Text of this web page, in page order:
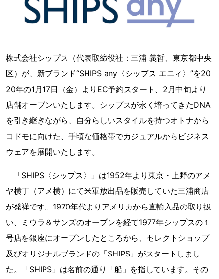
株式会社シップス（代表取締役社：三浦 義哲、東京都中央
区）が、新ブランド“SHIPS any〈シップス エニィ〉”を20
20年の1月17日（金）よりEC予約スタート、2月中旬より
店舗オープンいたします。シップスが永く培ってきたDNA
を引き継ぎながら、自分らしいスタイルを持つオトナから
コドモに向けた、手頃な価格帯でカジュアルからビジネス
ウェアを展開いたします。
「SHIPS〈シップス〉」は1952年より東京・上野のアメ
ヤ横丁（アメ横）にて米軍放出品を販売していた三浦商店
が発祥です。1970年代よりアメリカから直輸入品の取り扱
い、ミウラ＆サンズのオープンを経て1977年シップスの１
号店を銀座にオープンしたところから、セレクトショップ
及びオリジナルブランドの「SHIPS」がスタートしまし
た。「SHIPS」は名前の通り「船」を指しています。その